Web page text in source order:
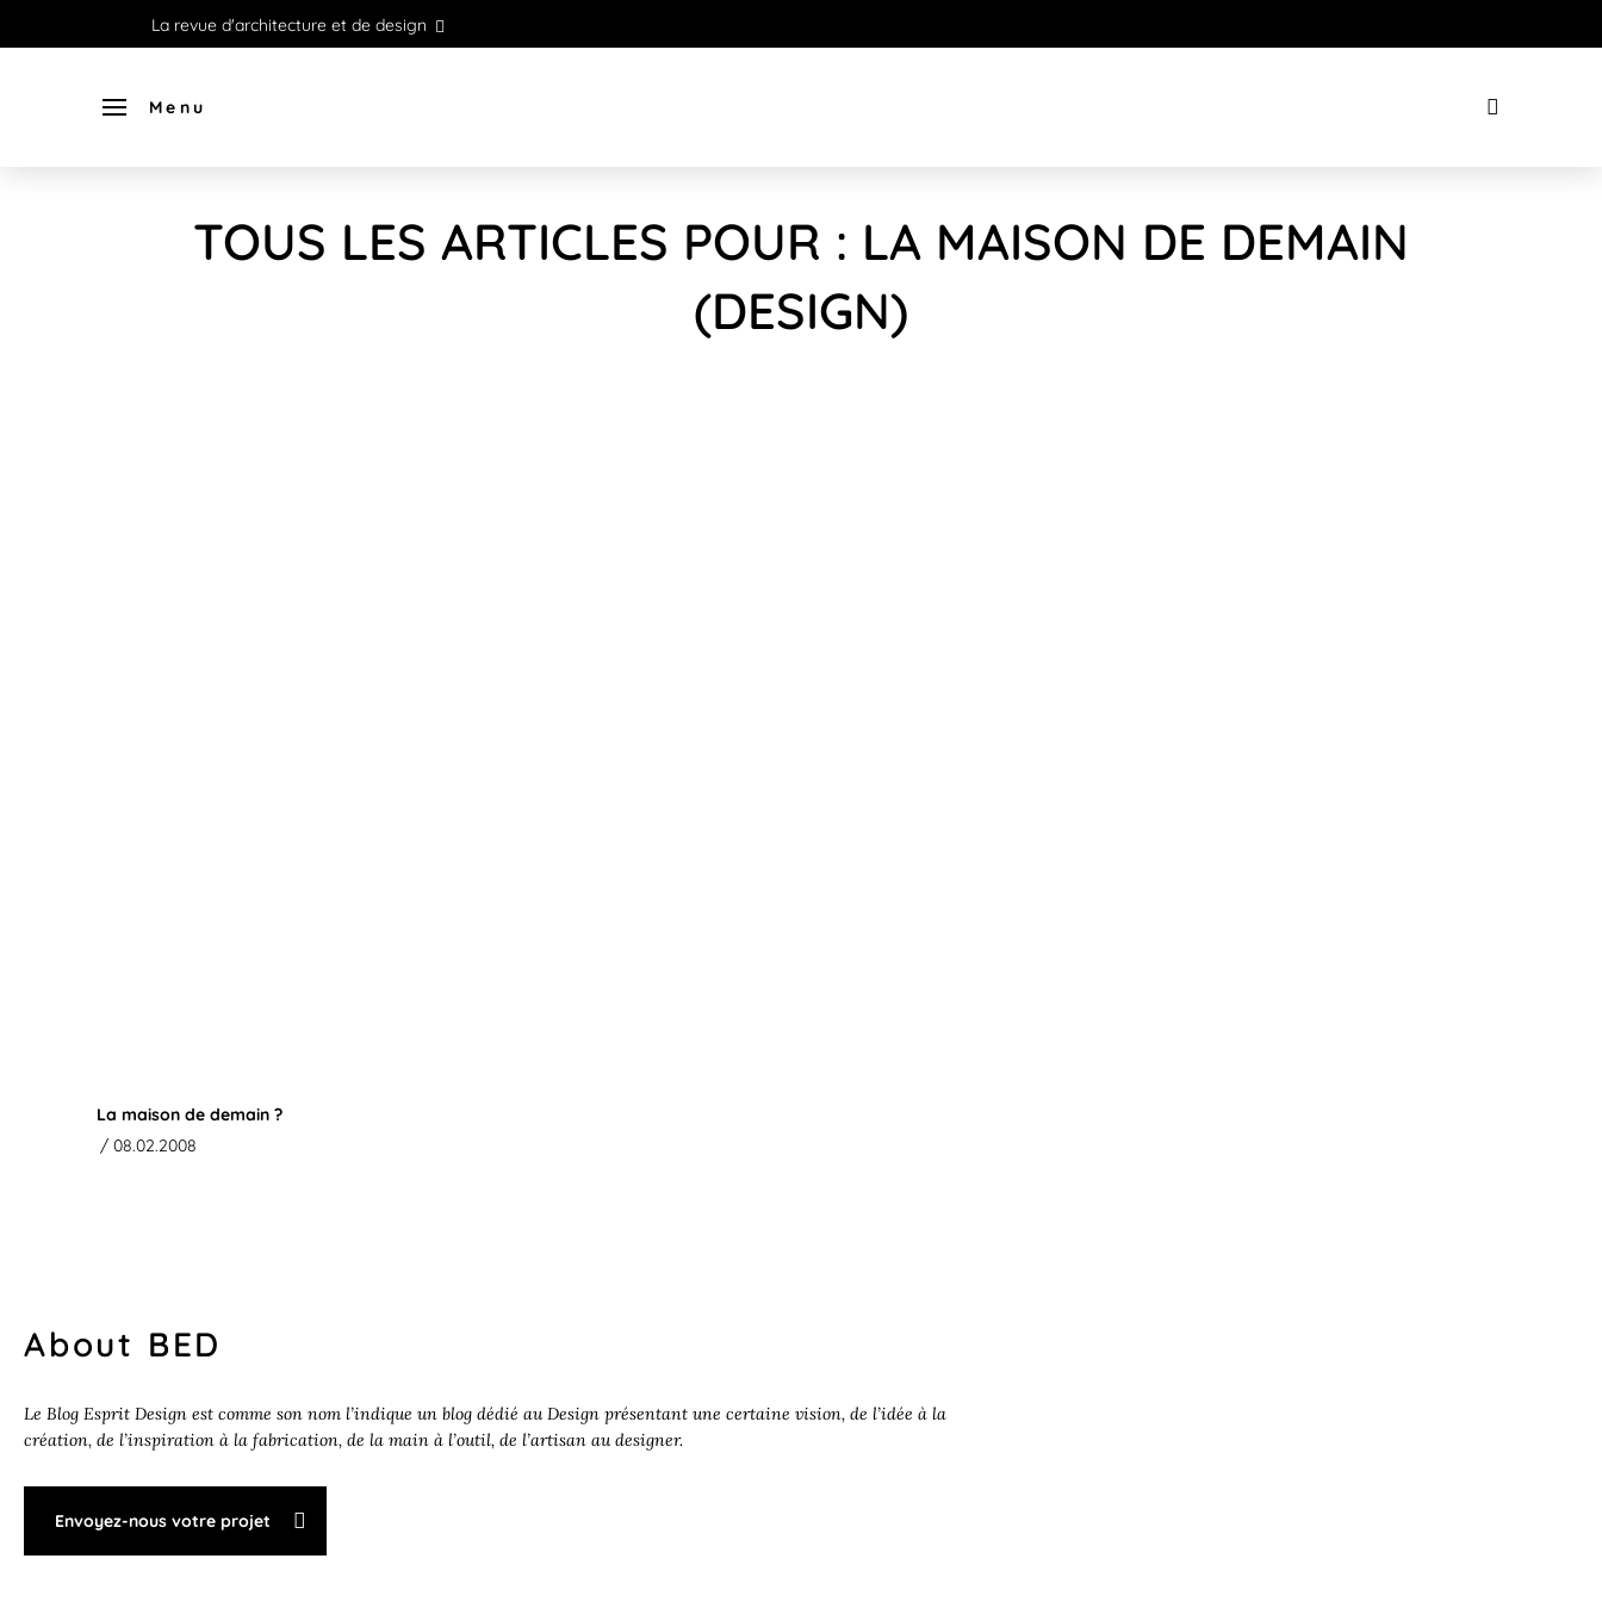
La revue d'architecture et de design
Menu
TOUS LES ARTICLES POUR : LA MAISON DE DEMAIN
(DESIGN)
La maison de demain ?
/ 08.02.2008
About BED
Le Blog Esprit Design est comme son nom l’indique un blog dédié au Design présentant une certaine vision, de l’idée à la
création, de l’inspiration à la fabrication, de la main à l’outil, de l’artisan au designer.
Envoyez-nous votre projet